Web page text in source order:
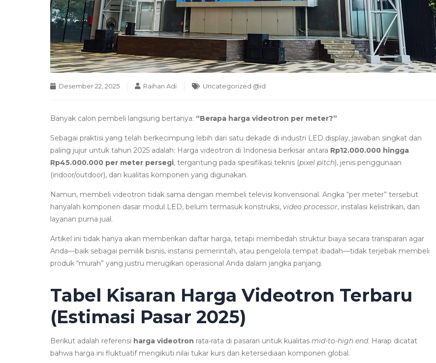
Desember 22, 2025 Raihan Adi Uncategorized @id
Banyak calon pembeli langsung bertanya: “Berapa harga videotron per meter?”
Sebagai praktisi yang telah berkecimpung lebih dari satu dekade di industri LED display, jawaban singkat dan
paling jujur untuk tahun 2025 adalah: Harga videotron di Indonesia berkisar antara Rp12.000.000 hingga
Rp45.000.000 per meter persegi, tergantung pada spesifikasi teknis (pixel pitch), jenis penggunaan
(indoor/outdoor), dan kualitas komponen yang digunakan.
Namun, membeli videotron tidak sama dengan membeli televisi konvensional. Angka “per meter” tersebut
hanyalah komponen dasar modul LED, belum termasuk konstruksi, video processor, instalasi kelistrikan, dan
layanan purna jual.
Artikel ini tidak hanya akan memberikan daftar harga, tetapi membedah struktur biaya secara transparan agar
Anda—baik sebagai pemilik bisnis, instansi pemerintah, atau pengelola tempat ibadah—tidak terjebak membeli
produk “murah” yang justru merugikan operasional Anda dalam jangka panjang.
Tabel Kisaran Harga Videotron Terbaru
(Estimasi Pasar 2025)
Berikut adalah referensi harga videotron rata-rata di pasaran untuk kualitas mid-to-high end. Harap dicatat
bahwa harga ini fluktuatif mengikuti nilai tukar kurs dan ketersediaan komponen global.